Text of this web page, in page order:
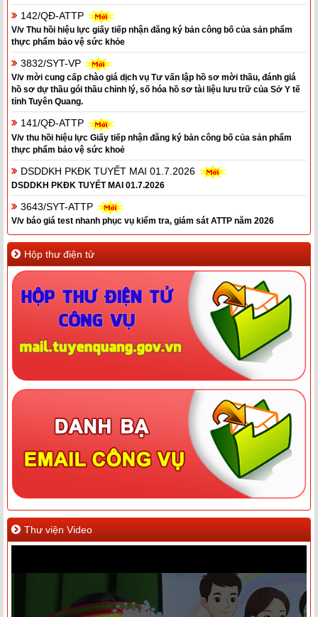
142/QĐ-ATTP
V/v Thu hồi hiệu lực giấy tiếp nhận đăng ký bản công bố của sản phẩm
thực phẩm bảo vệ sức khỏe
3832/SYT-VP
V/v mời cung cấp chào giá dịch vụ Tư vấn lập hồ sơ mời thầu, đánh giá
hồ sơ dự thầu gói thầu chỉnh lý, số hóa hồ sơ tài liệu lưu trữ của Sở Y tế
tỉnh Tuyên Quang.
141/QĐ-ATTP
V/v thu hồi hiệu lực Giấy tiếp nhận đăng ký bản công bố của sản phẩm
thực phẩm bảo vệ sức khoẻ
DSDDKH PKĐK TUYẾT MAI 01.7.2026
DSDDKH PKĐK TUYẾT MAI 01.7.2026
3643/SYT-ATTP
V/v báo giá test nhanh phục vụ kiểm tra, giám sát ATTP năm 2026
Hộp thư điện tử
Thư viện Video